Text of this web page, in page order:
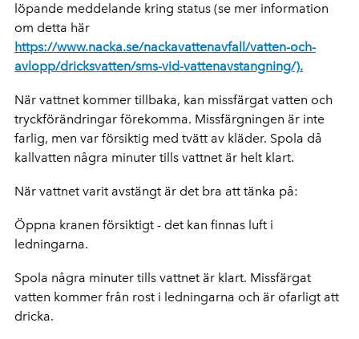
löpande meddelande kring status (se mer information
om detta här
https://www.nacka.se/nackavattenavfall/vatten-och-
avlopp/dricksvatten/sms-vid-vattenavstangning/).
När vattnet kommer tillbaka, kan missfärgat vatten och
tryckförändringar förekomma. Missfärgningen är inte
farlig, men var försiktig med tvätt av kläder. Spola då
kallvatten några minuter tills vattnet är helt klart.
När vattnet varit avstängt är det bra att tänka på:
Öppna kranen försiktigt - det kan finnas luft i
ledningarna.
Spola några minuter tills vattnet är klart. Missfärgat
vatten kommer från rost i ledningarna och är ofarligt att
dricka.